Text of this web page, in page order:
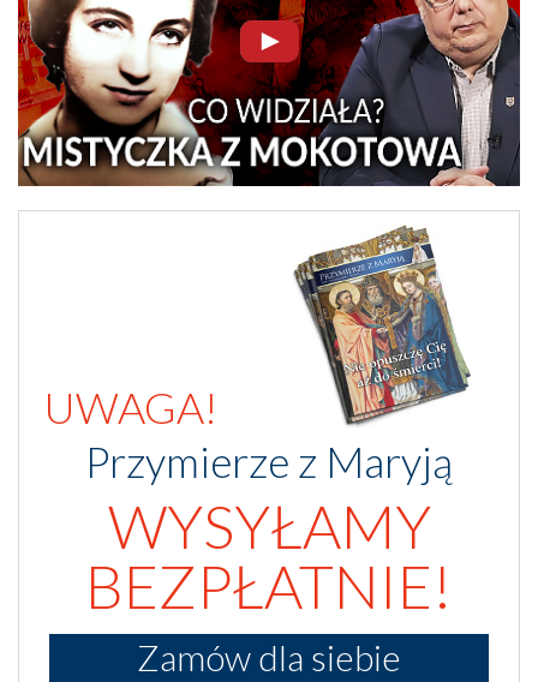
UWAGA!
Przymierze z Maryją
WYSYŁAMY
BEZPŁATNIE!
Zamów dla siebie